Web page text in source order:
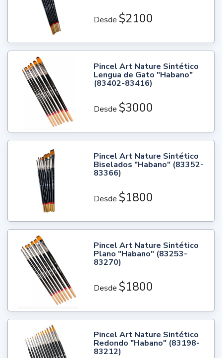
Desde $2100
Pincel Art Nature Sintético
Lengua de Gato "Habano"
(83402-83416)
Desde $3000
Pincel Art Nature Sintético
Biselados "Habano" (83352-
83366)
Desde $1800
Pincel Art Nature Sintético
Plano "Habano" (83253-
83270)
Desde $1800
Pincel Art Nature Sintético
Redondo "Habano" (83198-
83212)